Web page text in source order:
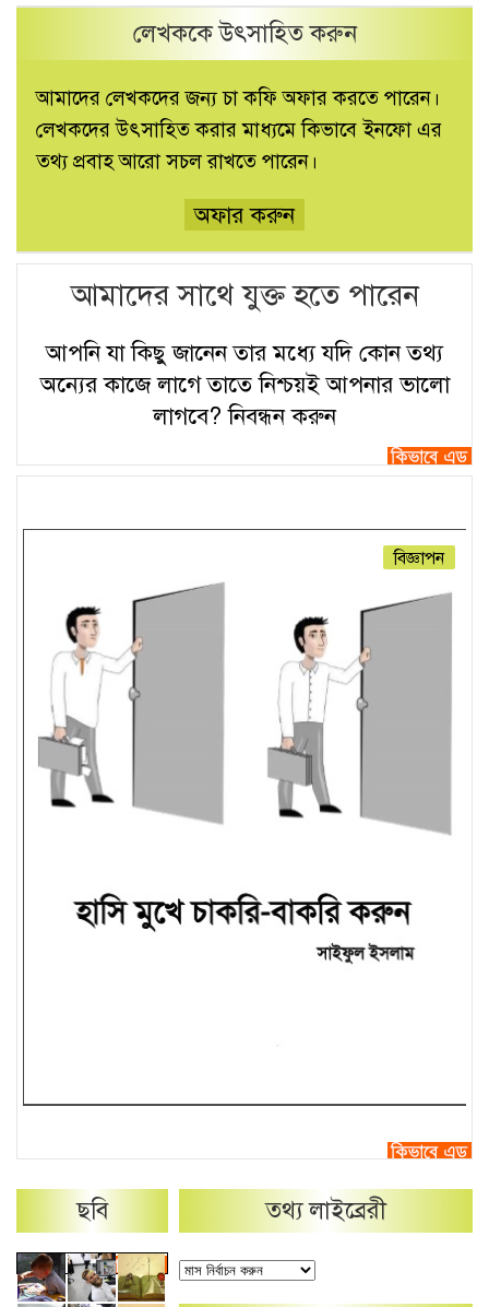
লেখককে উৎসাহিত করুন
আমাদের লেখকদের জন্য চা কফি অফার করতে পারেন।
লেখকদের উৎসাহিত করার মাধ্যমে কিভাবে ইনফো এর
তথ্য প্রবাহ আরো সচল রাখতে পারেন।
অফার করুন
আমাদের সাথে যুক্ত হতে পারেন
আপনি যা কিছু জানেন তার মধ্যে যদি কোন তথ্য
অন্যের কাজে লাগে তাতে নিশ্চয়ই আপনার ভালো
লাগবে?নিবন্ধন করুন
বিজ্ঞাপন
ছবি তথ্য লাইব্রেরী